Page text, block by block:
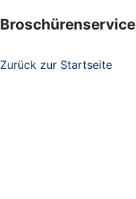
Broschürenservice
Zurück zur Startseite